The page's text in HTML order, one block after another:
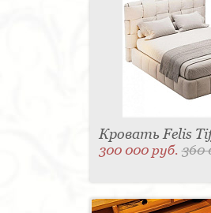
Кровать Felis
300 000 руб.360